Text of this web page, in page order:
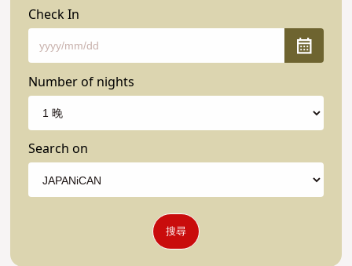
Check In
Number of nights
Search on
搜尋